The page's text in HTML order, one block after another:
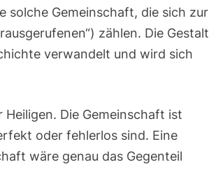
solche Gemeinschaft, die sich zur
zählen. Die Gestalt
verwandelt und wird sich
Die Gemeinschaft ist
oder fehlerlos sind. Eine
wäre genau das Gegenteil